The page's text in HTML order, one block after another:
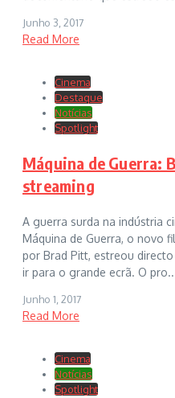
Junho 3, 2017
Read More
Cinema
Destaque
Notícias
Spotlight
Máquina de Guerra:
streaming
A guerra surda na indústria
Máquina de Guerra, o novo
por Brad Pitt, estreou
ir para o grande ecrã. O
Junho 1, 2017
Read More
Cinema
Notícias
Spotlight